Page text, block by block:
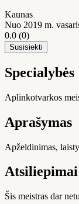
Kaunas
Nuo 2019 m.
0.0 (0)
Susisiekti
Specialybės
Aplinkotvarkos
Aprašymas
Apželdinimas,
Atsiliepimai
Šis meistras dar